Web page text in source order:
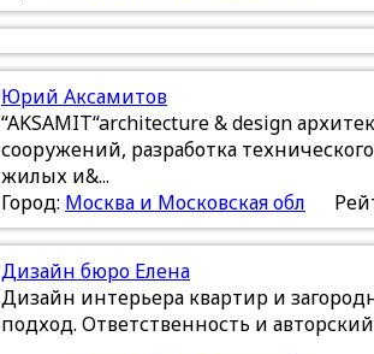
Юрий Аксамитов
“AKSAMIT“architecture & design
сооружений, разработка
жилых и&...
Город: Москва и Московская обл
Дизайн бюро Елена
Дизайн интерьера квартир и
подход. Ответственность и